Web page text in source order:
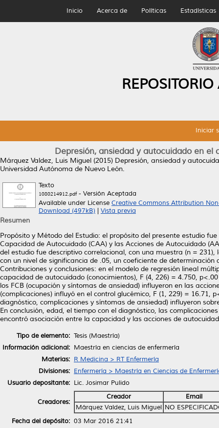
Inicio Acerca de Políticas Estadísticas
Iniciar
Depresión, ansiedad y autocuidado en
Márquez Valdez, Luis Miguel (2015) Depresión, ansiedad y
Universidad Autónoma de Nuevo León.
Texto
1080214912.pdf- Versión Aceptada
Available under License Creative Commons Attribution
Download (497kB)
Vista previa
Resumen
Propósito y Método del Estudio: el propósito del presente estudio
Capacidad de Autocuidado (CAA) y las Acciones de Autocuidado
del estudio fue descriptivo correlacional, con una muestra (n =
con un nivel de significancia de .05, un coeficiente de
Contribuciones y conclusiones: en el modelo de regresión lineal
capacidad de autocuidado (conocimientos), F (4, 226) = 4.750,
los FCB (ocupación y síntomas de ansiedad) influyeron en las
(complicaciones) influyó en el control glucémico, F (1, 229) = 16.71,
diagnóstico, complicaciones y síntomas de ansiedad) influyeron
En conclusión, edad, el tiempo con el diagnóstico, las
encontró asociación entre la capacidad y las acciones de
Tipo de elemento: Tesis (Maestría)
Información adicional: Maestría en ciencias de enfermería
Materias: R Medicina > RT Enfermería
Divisiones: Enfermería > Maestría en Ciencias de
Usuario depositante: Lic. Josimar Pulido
Creadores:
Creador
Email
Márquez Valdez, Luis Miguel NO
Fecha del depósito: 03 Mar 2016 21:41